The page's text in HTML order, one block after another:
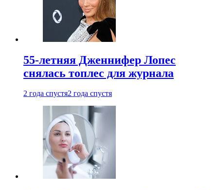
55-летняя Дженнифер Лопес
снялась топлес для журнала
2 года спустя2 года спустя